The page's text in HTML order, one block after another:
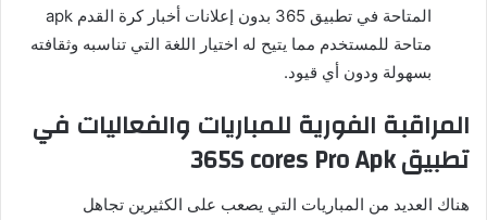
المتاحة في تطبيق 365 بدون إعلانات أخبار كرة القدم apk
متاحة للمستخدم مما يتيح له اختيار اللغة التي تناسبه وثقافته
بسهولة ودون أي قيود.
المراقبة الفورية للمباريات والفعاليات في
تطبيق 365S cores Pro Apk
هناك العديد من المباريات التي يصعب على الكثيرين تجاهل